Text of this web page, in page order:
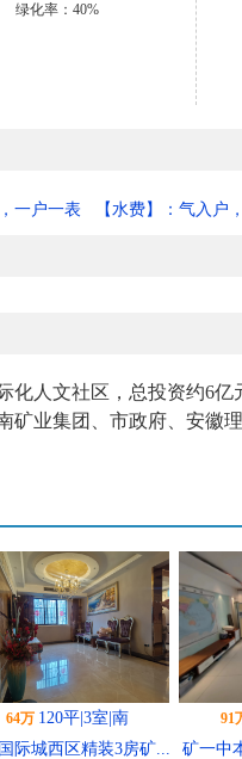
绿化率：40%
一户一表 【水费】：气入户
人文社区，总投资约6
业集团、市政府、安徽
91万119平|3室|南
本部阳光国际城西...
105
阳光国